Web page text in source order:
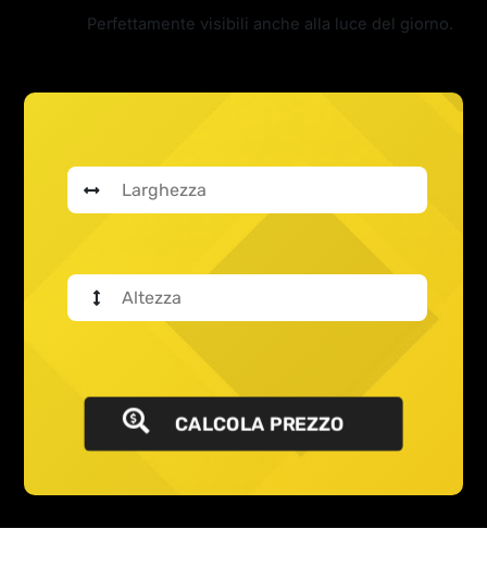
CALCOLA PREZZO
Perfettamente visibili anche alla luce del giorno.